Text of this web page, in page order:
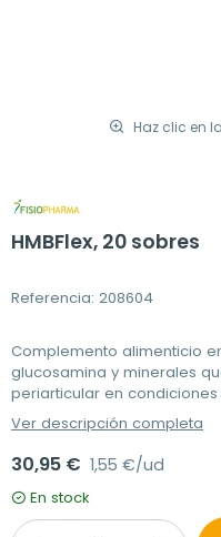
Haz clic en
HMBFlex, 20 sobres
Referencia: 208604
Complemento alimenticio
glucosamina y minerales
periarticular en condiciones
Ver descripción completa
30,95 € 1,55 €/ud
En stock